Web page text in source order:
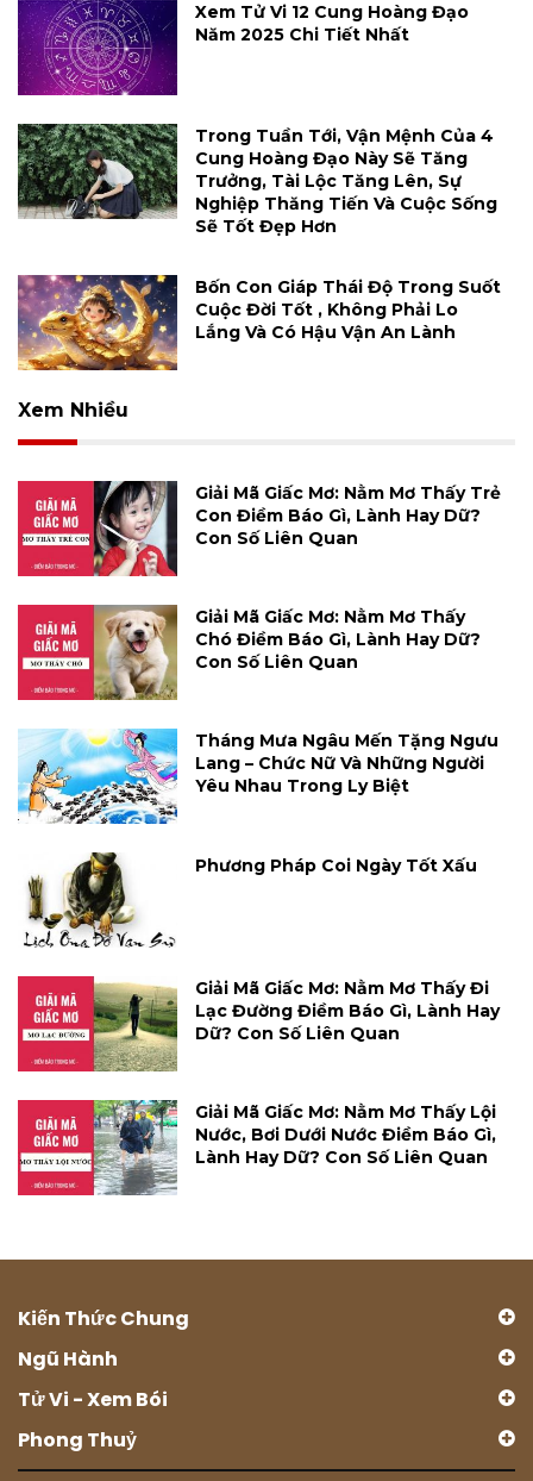
Xem Tử Vi 12 Cung Hoàng Đạo
Năm 2025 Chi Tiết Nhất
Trong Tuần Tới, Vận Mệnh Của 4
Cung Hoàng Đạo Này Sẽ Tăng
Trưởng, Tài Lộc Tăng Lên, Sự
Nghiệp Thăng Tiến Và Cuộc Sống
Sẽ Tốt Đẹp Hơn
Bốn Con Giáp Thái Độ Trong Suốt
Cuộc Đời Tốt , Không Phải Lo
Lắng Và Có Hậu Vận An Lành
Xem Nhiều
Giải Mã Giấc Mơ: Nằm Mơ Thấy Trẻ
Con Điềm Báo Gì, Lành Hay Dữ?
Con Số Liên Quan
Giải Mã Giấc Mơ: Nằm Mơ Thấy
Chó Điềm Báo Gì, Lành Hay Dữ?
Con Số Liên Quan
Tháng Mưa Ngâu Mến Tặng Ngưu
Lang – Chức Nữ Và Những Người
Yêu Nhau Trong Ly Biệt
Phương Pháp Coi Ngày Tốt Xấu
Giải Mã Giấc Mơ: Nằm Mơ Thấy Đi
Lạc Đường Điềm Báo Gì, Lành Hay
Dữ? Con Số Liên Quan
Giải Mã Giấc Mơ: Nằm Mơ Thấy Lội
Nước, Bơi Dưới Nước Điềm Báo Gì,
Lành Hay Dữ? Con Số Liên Quan
Kiến Thức Chung
Ngũ Hành
Tử Vi - Xem Bói
Phong Thuỷ